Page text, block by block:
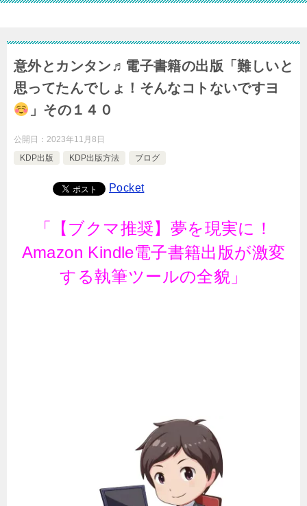
意外とカンタン♬電子書籍の出版「難しいと
思ってたんでしょ！そんなコトないですヨ
」その１４０
公開日： 2023年11月8日
KDP出版
KDP出版方法 ブログ
Pocket
「【ブクマ推奨】夢を現実に！
Amazon Kindle電子書籍出版が激変
する執筆ツールの全貌」